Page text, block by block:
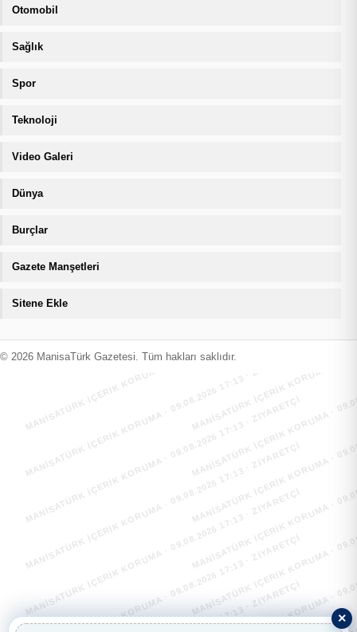
Otomobil
Sağlık
Spor
Teknoloji
Video Galeri
Dünya
Burçlar
Gazete Manşetleri
Sitene Ekle
© 2026 ManisaTürk Gazetesi. Tüm hakları saklıdır.
×
MANİSATÜRK İÇERİK KORUMA · 09.08.2026 17:13 · ZIYARETÇI
MANİSATÜRK İÇERİK KORUMA
MANİSATÜRK İÇERİK KORUMA · 09.08.2026 17:13 · ZIYARETÇI
MANİSATÜRK İÇERİK KORUMA
MANİSATÜRK İÇERİK KORUMA · 09.08.2026 17:13 · ZIYARETÇI
MANİSATÜRK İÇERİK KORUMA
MANİSATÜRK İÇERİK KORUMA · 09.08.2026 17:13 · ZIYARETÇI
MANİSATÜRK İÇERİK KORUMA
MANİSATÜRK İÇERİK KORUMA · 09.08.2026 17:13 · ZIYARETÇI
MANİSATÜRK İÇERİK KORUMA
MANİSATÜRK İÇERİK KORUMA · 09.08.2026 17:13 · ZIYARETÇI
MANİSATÜRK İÇERİK KORUMA